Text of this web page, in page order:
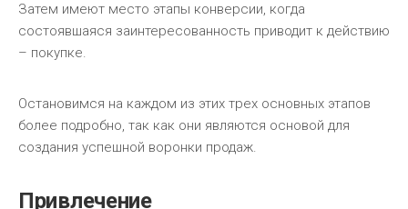
Затем имеют место этапы конверсии, когда
состоявшаяся заинтересованность приводит к действию
– покупке.
Остановимся на каждом из этих трех основных этапов
более подробно, так как они являются основой для
создания успешной воронки продаж.
Привлечение